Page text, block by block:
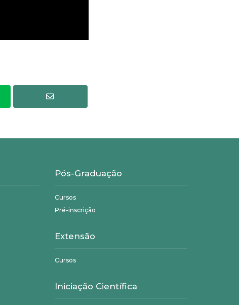
Pós-Graduação
Cursos
Pré-inscrição
Extensão
Cursos
Iniciação Científica